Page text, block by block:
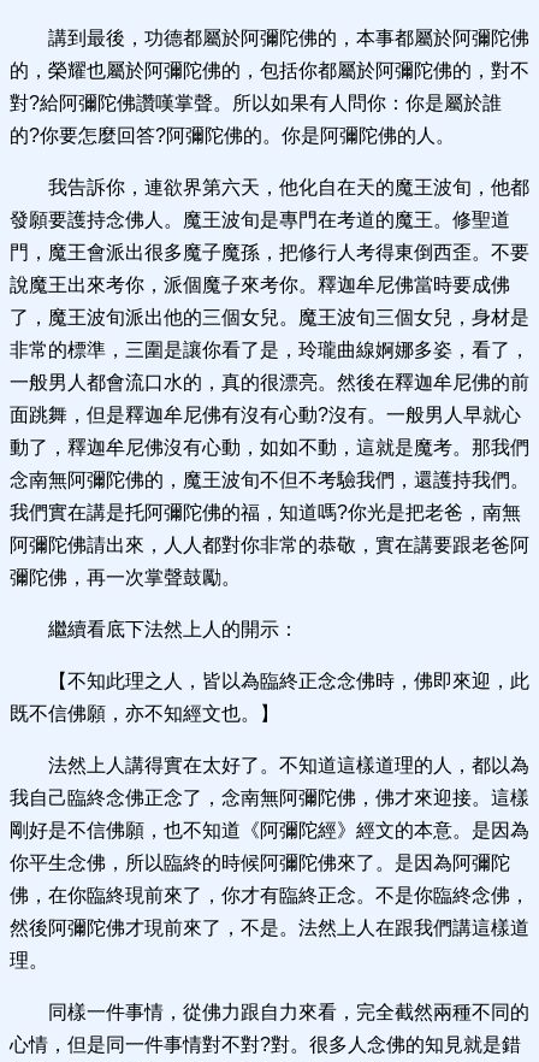
講到最後，功德都屬於阿彌陀佛的，本事都屬於阿彌陀佛
的，榮耀也屬於阿彌陀佛的，包括你都屬於阿彌陀佛的，對不
對?給阿彌陀佛讚嘆掌聲。所以如果有人問你：你是屬於誰
的?你要怎麼回答?阿彌陀佛的。你是阿彌陀佛的人。
我告訴你，連欲界第六天，他化自在天的魔王波旬，他都
發願要護持念佛人。魔王波旬是專門在考道的魔王。修聖道
門，魔王會派出很多魔子魔孫，把修行人考得東倒西歪。不要
說魔王出來考你，派個魔子來考你。釋迦牟尼佛當時要成佛
了，魔王波旬派出他的三個女兒。魔王波旬三個女兒，身材是
非常的標準，三圍是讓你看了是，玲瓏曲線婀娜多姿，看了，
一般男人都會流口水的，真的很漂亮。然後在釋迦牟尼佛的前
面跳舞，但是釋迦牟尼佛有沒有心動?沒有。一般男人早就心
動了，釋迦牟尼佛沒有心動，如如不動，這就是魔考。那我們
念南無阿彌陀佛的，魔王波旬不但不考驗我們，還護持我們。
我們實在講是托阿彌陀佛的福，知道嗎?你光是把老爸，南無
阿彌陀佛請出來，人人都對你非常的恭敬，實在講要跟老爸阿
彌陀佛，再一次掌聲鼓勵。
繼續看底下法然上人的開示：
【不知此理之人，皆以為臨終正念念佛時，佛即來迎，此
既不信佛願，亦不知經文也。】
法然上人講得實在太好了。不知道這樣道理的人，都以為
我自己臨終念佛正念了，念南無阿彌陀佛，佛才來迎接。這樣
剛好是不信佛願，也不知道《阿彌陀經》經文的本意。是因為
你平生念佛，所以臨終的時候阿彌陀佛來了。是因為阿彌陀
佛，在你臨終現前來了，你才有臨終正念。不是你臨終念佛，
然後阿彌陀佛才現前來了，不是。法然上人在跟我們講這樣道
理。
同樣一件事情，從佛力跟自力來看，完全截然兩種不同的
心情，但是同一件事情對不對?對。很多人念佛的知見就是錯